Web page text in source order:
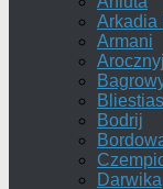
Arkadia
Armani
Arocznyj
Bodrij
Darwika